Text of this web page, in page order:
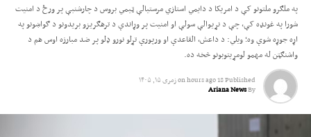
په ملګرو ملتونو کې د امریکا د دایمي استازي مرستیالې ټیمي بروس د چارشنبې پر ورځ د امنیت
شورا په غونډه کې، چې د نړیوالې سولې او امنیت پر وړاندې د ترهګریزو بریدونو د ګواښونو په
اړه جوړه شوې وه؛ ویلي: د داعش، القاعدې او ورپورې تړلو نورو ډلو پر ضد مبارزه اوس هم د
واشنګټن له مهمو لومړیتوبونو څخه ده.
Published
18 hours ago
onزمری ۱۵, ۱۴۰۵
By
Ariana News